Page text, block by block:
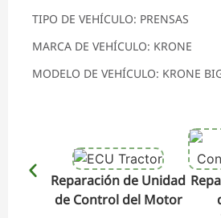
TIPO DE VEHÍCULO: PRENSAS
MARCA DE VEHÍCULO: KRONE
MODELO DE VEHÍCULO: KRONE
Reparación de Unidad
de Control del Motor